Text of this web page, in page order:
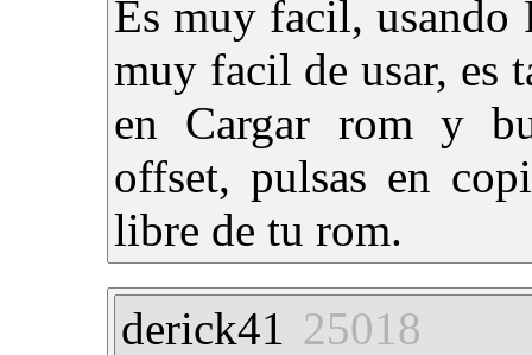
Es muy facil, usando
muy facil de usar, es
en Cargar rom y
offset, pulsas en
libre de tu rom.
derick41 25018